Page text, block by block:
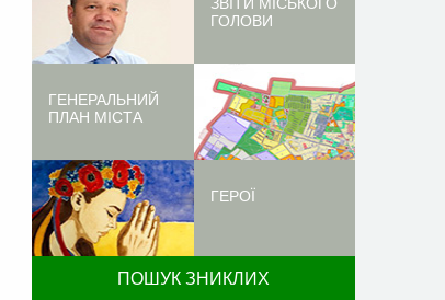
ГОЛОВИ
ГЕНЕРАЛЬНИЙ
ПЛАН МІСТА
ГЕРОЇ
ПОШУК ЗНИКЛИХ